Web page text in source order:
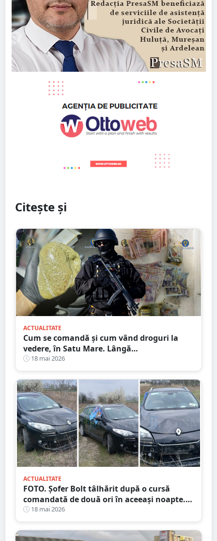
Citește și
ACTUALITATE
Cum se comandă și cum vând droguri la
vedere, în Satu Mare. Lângă
hoteluri/restaurante cunoscute
18 mai 2026
ACTUALITATE
FOTO. Șofer Bolt tâlhărit după o cursă
comandată de două ori în aceeași noapte.
Unul dintre suspecți este minor
18 mai 2026